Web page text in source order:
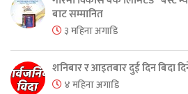
बाट सम्मानित
३ महिना अगाडि
शनिबार र आइतबार दुई दिन बिदा
४ महिना अगाडि